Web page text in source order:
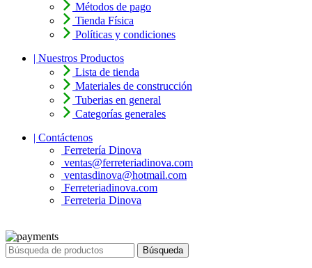
Métodos de pago
Tienda Física
Políticas y condiciones
| Nuestros Productos
Lista de tienda
Materiales de construcción
Tuberias en general
Categorías generales
| Contáctenos
Ferretería Dinova
ventas@ferreteriadinova.com
ventasdinova@hotmail.com
Ferreteriadinova.com
Ferreteria Dinova
Búsqueda